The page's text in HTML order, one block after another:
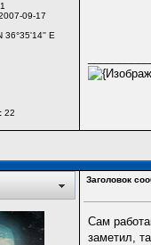
09-17
36°35'14'' E
22
Заголовок
Сам
заметил,